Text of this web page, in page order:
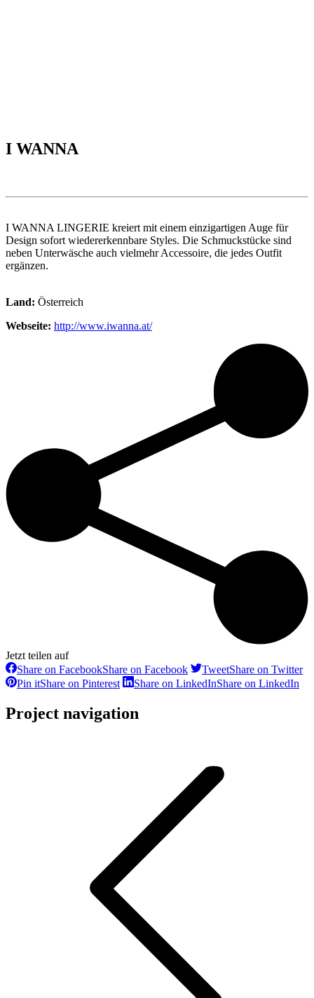
I WANNA
I WANNA LINGERIE kreiert mit einem einzigartigen Auge für
Design sofort wiedererkennbare Styles. Die Schmuckstücke sind
neben Unterwäsche auch vielmehr Accessoire, die jedes Outfit
ergänzen.
Land: Österreich
Webseite: http://www.iwanna.at/
Jetzt teilen auf
Share on FacebookShare on Facebook TweetShare on Twitter
Pin itShare on Pinterest Share on LinkedInShare on LinkedIn
Project navigation